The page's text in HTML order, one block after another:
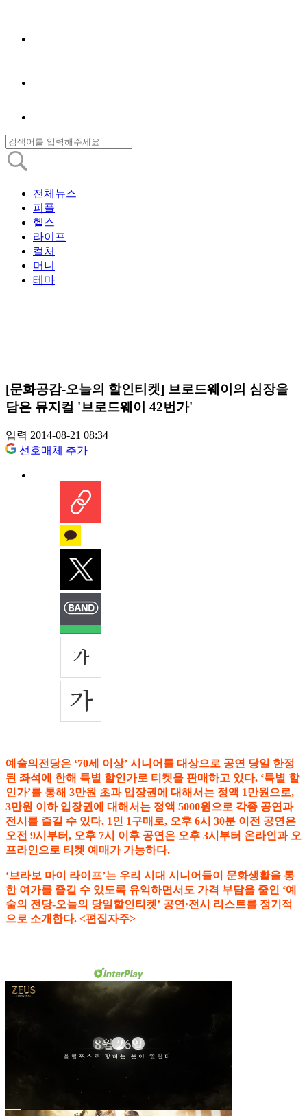
전체뉴스
피플
헬스
라이프
컬처
머니
테마
[문화공감-오늘의 할인티켓] 브로드웨이의 심장을
담은 뮤지컬 '브로드웨이 42번가'
입력 2014-08-21 08:34
선호매체 추가
예술의전당은 ‘70세 이상’ 시니어를 대상으로 공연 당일 한정
된 좌석에 한해 특별 할인가로 티켓을 판매하고 있다. ‘특별 할
인가’를 통해 3만원 초과 입장권에 대해서는 정액 1만원으로,
3만원 이하 입장권에 대해서는 정액 5000원으로 각종 공연과
전시를 즐길 수 있다. 1인 1구매로, 오후 6시 30분 이전 공연은
오전 9시부터, 오후 7시 이후 공연은 오후 3시부터 온라인과 오
프라인으로 티켓 예매가 가능하다.
‘브라보 마이 라이프’는 우리 시대 시니어들이 문화생활을 통
한 여가를 즐길 수 있도록 유익하면서도 가격 부담을 줄인 ‘예
술의 전당-오늘의 당일할인티켓’ 공연·전시 리스트를 정기적
으로 소개한다. <편집자주>